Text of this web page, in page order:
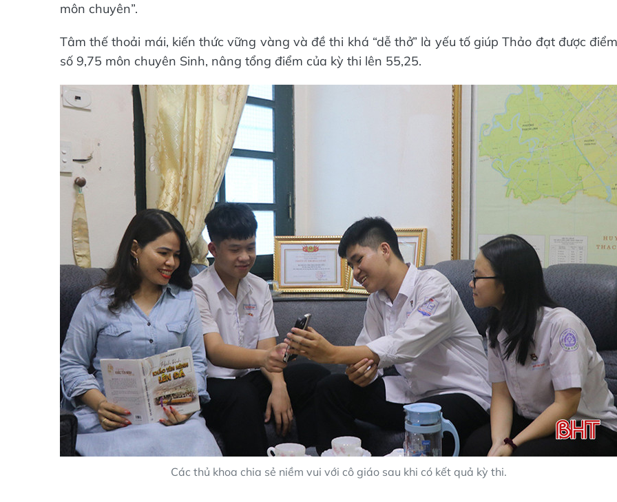
môn chuyên”.
Tâm thế thoải mái, kiến thức vững vàng và đề thi khá “dễ thở” là yếu tố giúp Thảo đạt được điểm
số 9,75 môn chuyên Sinh, nâng tổng điểm của kỳ thi lên 55,25.
Các thủ khoa chia sẻ niềm vui với cô giáo sau khi có kết quả kỳ thi.